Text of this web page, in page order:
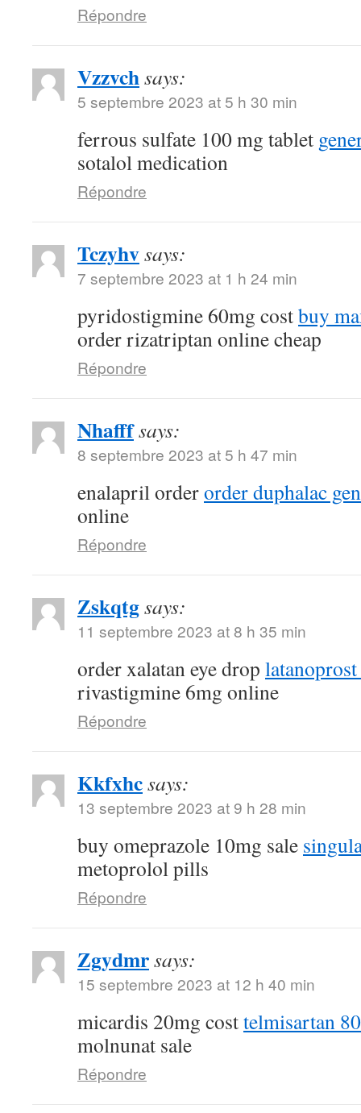
Répondre
Vzzvchsays:
5 septembre 2023 at 5 h 30 min
ferrous sulfate 100 mg tablet
sotalol medication
Répondre
Tczyhvsays:
7 septembre 2023 at 1 h 24 min
pyridostigmine 60mg costbuy
order rizatriptan online cheap
Répondre
Nhafffsays:
8 septembre 2023 at 5 h 47 min
enalapril orderorder duphalac
online
Répondre
Zskqtgsays:
11 septembre 2023 at 8 h 35 min
order xalatan eye drop
rivastigmine 6mg online
Répondre
Kkfxhcsays:
13 septembre 2023 at 9 h 28 min
buy omeprazole 10mg sale
metoprolol pills
Répondre
Zgydmrsays:
15 septembre 2023 at 12 h 40 min
micardis 20mg costtelmisartan
molnunat sale
Répondre